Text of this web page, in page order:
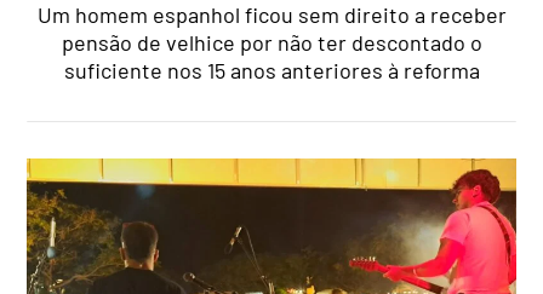
Um homem espanhol ficou sem direito a receber
pensão de velhice por não ter descontado o
suficiente nos 15 anos anteriores à reforma